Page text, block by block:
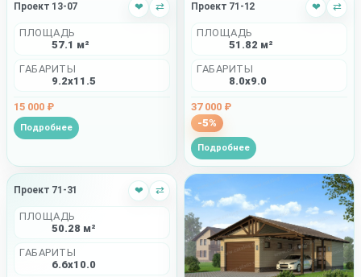
Проект 13-07 ❤ ⇄
ПЛОЩАДЬ
57.1 м²
ГАБАРИТЫ
9.2x11.5
15 000 ₽
Подробнее
Проект 71-12 ❤ ⇄
ПЛОЩАДЬ
51.82 м²
ГАБАРИТЫ
8.0x9.0
37 000 ₽
-5%
Подробнее
Проект 71-31 ❤ ⇄
ПЛОЩАДЬ
50.28 м²
ГАБАРИТЫ
6.6x10.0